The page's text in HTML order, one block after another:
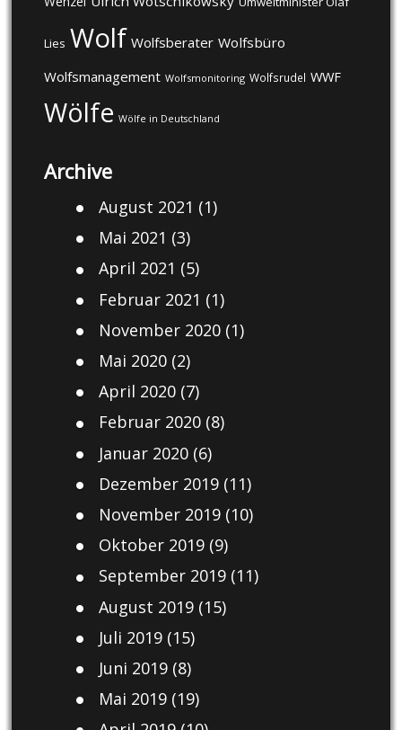
Lies Wolf Wolfsberater Wolfsbüro
Wolfsmanagement Wolfsmonitoring Wolfsrudel WWF
Wölfe Wölfe in Deutschland
Archive
August 2021 (1)
Mai 2021 (3)
April 2021 (5)
Februar 2021 (1)
November 2020(1)
Mai 2020(2)
April 2020(7)
Februar 2020(8)
Januar 2020(6)
Dezember 2019(11)
November 2019(10)
Oktober 2019(9)
September 2019(11)
August 2019(15)
Juli 2019(15)
Juni 2019(8)
Mai 2019(19)